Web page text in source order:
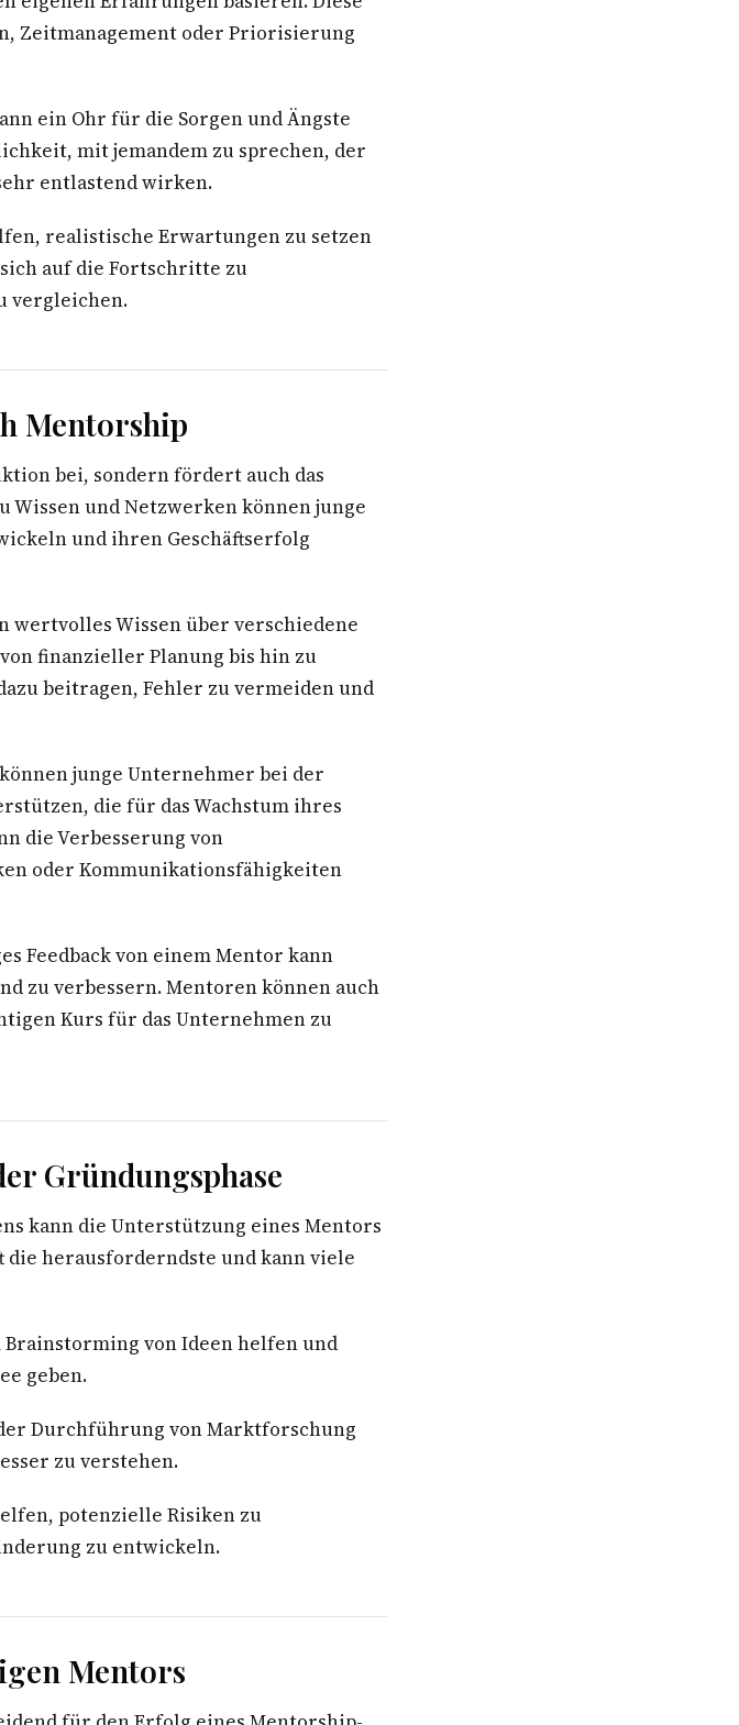
Zeitmanagement oder Priorisierung
ein Ohr für die Sorgen und Ängste
mit jemandem zu sprechen, der
entlastend wirken.
realistische Erwartungen zu setzen
auf die Fortschritte zu
vergleichen.
Mentorship
bei, sondern fördert auch das
Wissen und Netzwerken können junge
und ihren Geschäftserfolg
wertvolles Wissen über verschiedene
finanzieller Planung bis hin zu
beitragen, Fehler zu vermeiden und
junge Unternehmer bei der
die für das Wachstum ihres
die Verbesserung von
oder Kommunikationsfähigkeiten
Feedback von einem Mentor kann
zu verbessern. Mentoren können auch
Kurs für das Unternehmen zu
Gründungsphase
kann die Unterstützung eines Mentors
die herausforderndste und kann viele
von Ideen helfen und
geben.
Durchführung von Marktforschung
zu verstehen.
potenzielle Risiken zu
zu entwickeln.
Mentors